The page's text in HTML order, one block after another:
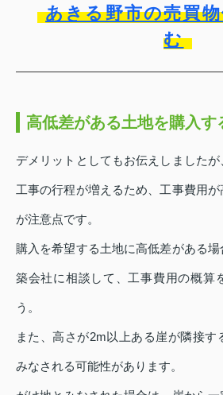
あきる野市の売買
む
高低差がある土地を購入す
デメリットとしてもお伝えしました
工事の行程が増えるため、工事費用
が注意点です。
購入を希望する土地に高低差がある
築会社に相談して、工事費用の概算
う。
また、高さが2m以上ある崖が隣接す
みなされる可能性があります。